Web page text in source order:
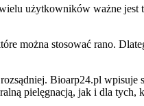
użytkowników ważne jest
można stosować rano.
Bioarp24.pl wpisuje
pielęgnacją, jak i dla tych,